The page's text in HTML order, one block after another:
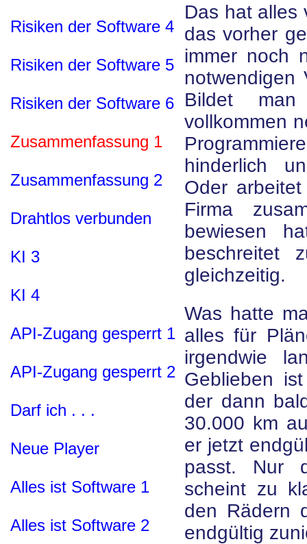
Risiken der Software 4
Risiken der Software 5
Risiken der Software 6
Zusammenfassung 1
Zusammenfassung 2
Drahtlos verbunden
KI 3
KI 4
API-Zugang gesperrt 1
API-Zugang gesperrt 2
Darf ich . . .
Neue Player
Alles ist Software 1
Alles ist Software 2
Das hat alles
das vorher
immer noch
notwendigen
Bildet
vollkommen
hinderlich
Oder
Firma
bewiesen
beschreitet
gleichzeitig.
Was hatte
alles für
irgendwie
Geblieben
der dann
30.000 km
er jetzt
passt. Nur
scheint zu
den Rädern
endgültig